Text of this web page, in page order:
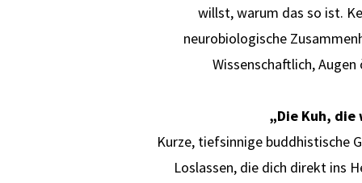
willst, warum das so ist.
neurobiologische
Wissenschaftlich,
„Die Kuh, die
Kurze, tiefsinnige buddhistische
Loslassen, die dich direkt ins